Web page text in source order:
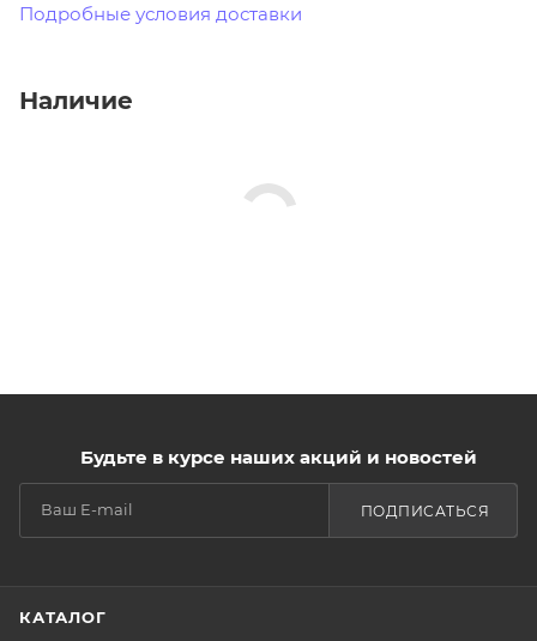
Подробные условия доставки
Наличие
Будьте в курсе наших акций и новостей
ПОДПИСАТЬСЯ
КАТАЛОГ